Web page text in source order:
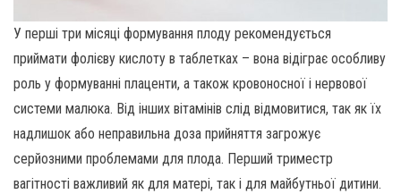
У перші три місяці формування плоду рекомендується
приймати фолієву кислоту в таблетках – вона відіграє особливу
роль у формуванні плаценти, а також кровоносної і нервової
системи малюка. Від інших вітамінів слід відмовитися, так як їх
надлишок або неправильна доза прийняття загрожує
серйозними проблемами для плода. Перший триместр
вагітності важливий як для матері, так і для майбутньої дитини.